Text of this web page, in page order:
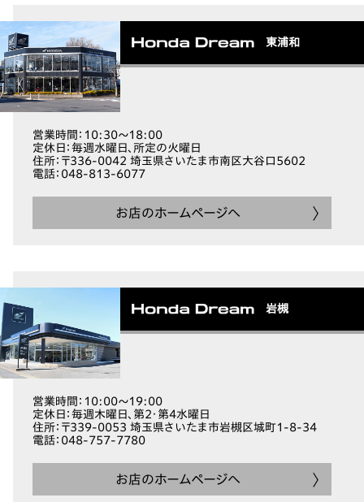
東浦和
営業時間 ：10:30～18:00
定休日 ：毎週水曜日、所定の火曜日
住所：〒336-0042 埼玉県さいたま市南区大谷口5602
電話：048-813-6077
お店のホームページへ
岩槻
営業時間 ：10:00～19:00
定休日 ：毎週木曜日、第2・第4水曜日
住所：〒339-0053 埼玉県さいたま市岩槻区城町1-8-34
電話：048-757-7780
お店のホームページへ